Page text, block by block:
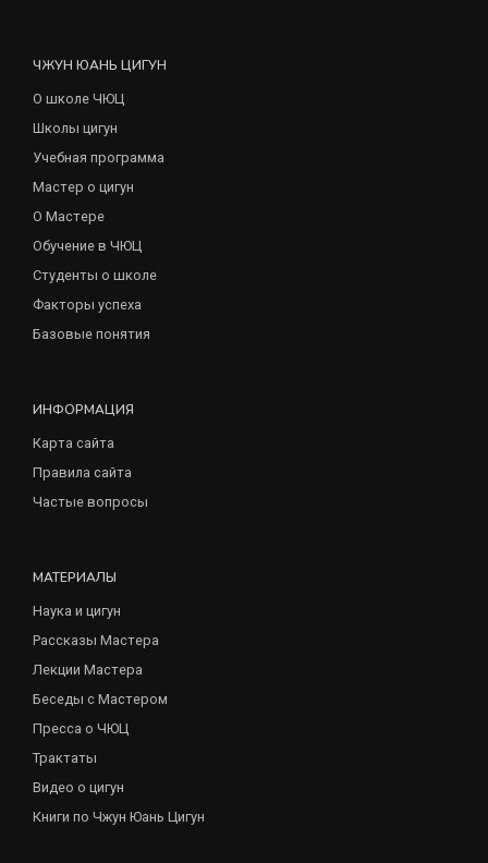
ЧЖУН ЮАНЬ ЦИГУН
О школе ЧЮЦ
Школы цигун
Учебная программа
Мастер о цигун
О Мастере
Обучение в ЧЮЦ
Студенты о школе
Факторы успеха
Базовые понятия
ИНФОРМАЦИЯ
Карта сайта
Правила сайта
Частые вопросы
МАТЕРИАЛЫ
Наука и цигун
Рассказы Мастера
Лекции Мастера
Беседы с Мастером
Пресса о ЧЮЦ
Трактаты
Видео о цигун
Книги по Чжун Юань Цигун